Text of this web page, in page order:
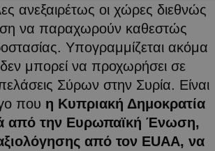
ανεξαιρέτως οι χώρες διεθνώς
να παραχωρούν καθεστώς
Υπογραμμίζεται ακόμα
μπορεί να προχωρήσει σε
Σύρων στην Συρία. Είναι
που η Κυπριακή Δημοκρατία
από την Ευρωπαϊκή Ένωση,
από τον EUAA, να